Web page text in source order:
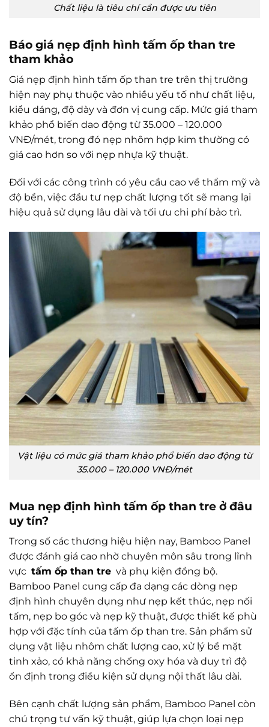
Chất liệu là tiêu chí cần được ưu tiên
Báo giá nẹp định hình tấm ốp than tre
tham khảo
Giá nẹp định hình tấm ốp than tre trên thị trường
hiện nay phụ thuộc vào nhiều yếu tố như chất liệu,
kiểu dáng, độ dày và đơn vị cung cấp. Mức giá tham
khảo phổ biến dao động từ 35.000 – 120.000
VNĐ/mét, trong đó nẹp nhôm hợp kim thường có
giá cao hơn so với nẹp nhựa kỹ thuật.
Đối với các công trình có yêu cầu cao về thẩm mỹ và
độ bền, việc đầu tư nẹp chất lượng tốt sẽ mang lại
hiệu quả sử dụng lâu dài và tối ưu chi phí bảo trì.
Vật liệu có mức giá tham khảo phổ biến dao động từ
35.000 – 120.000 VNĐ/mét
Mua nẹp định hình tấm ốp than tre ở đâu
uy tín?
Trong số các thương hiệu hiện nay, Bamboo Panel
được đánh giá cao nhờ chuyên môn sâu trong lĩnh
vực tấm ốp than tre và phụ kiện đồng bộ.
Bamboo Panel cung cấp đa dạng các dòng nẹp
định hình chuyên dụng như nẹp kết thúc, nẹp nối
tấm, nẹp bo góc và nẹp kỹ thuật, được thiết kế phù
hợp với đặc tính của tấm ốp than tre. Sản phẩm sử
dụng vật liệu nhôm chất lượng cao, xử lý bề mặt
tinh xảo, có khả năng chống oxy hóa và duy trì độ
ổn định trong điều kiện sử dụng nội thất lâu dài.
Bên cạnh chất lượng sản phẩm, Bamboo Panel còn
chú trọng tư vấn kỹ thuật, giúp lựa chọn loại nẹp